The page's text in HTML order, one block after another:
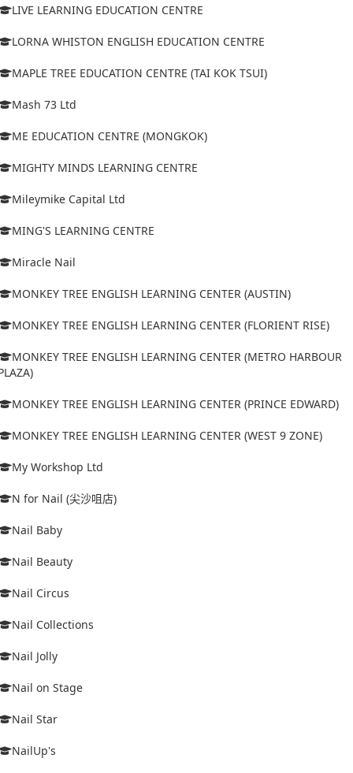
LIVE LEARNING EDUCATION CENTRE
LORNA WHISTON ENGLISH EDUCATION CENTRE
MAPLE TREE EDUCATION CENTRE (TAI KOK TSUI)
Mash 73 Ltd
ME EDUCATION CENTRE (MONGKOK)
MIGHTY MINDS LEARNING CENTRE
Mileymike Capital Ltd
MING'S LEARNING CENTRE
Miracle Nail
MONKEY TREE ENGLISH LEARNING CENTER (AUSTIN)
MONKEY TREE ENGLISH LEARNING CENTER (FLORIENT RISE)
MONKEY TREE ENGLISH LEARNING CENTER (METRO HARBOUR
MONKEY TREE ENGLISH LEARNING CENTER (PRINCE EDWARD)
MONKEY TREE ENGLISH LEARNING CENTER (WEST 9 ZONE)
My Workshop Ltd
N for Nail (尖沙咀店)
Nail Baby
Nail Beauty
Nail Circus
Nail Collections
Nail Jolly
Nail on Stage
Nail Star
NailUp's